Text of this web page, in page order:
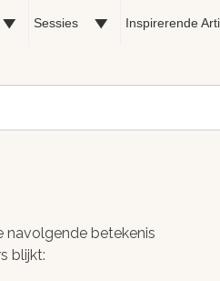
Sessies Inspirerende
navolgende betekenis
blijkt: